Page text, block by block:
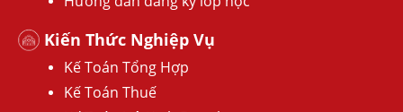
Kiến Thức Nghiệp Vụ
Kế Toán Tổng Hợp
Kế Toán Thuế